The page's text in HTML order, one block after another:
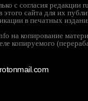
с согласия редакции
сайта для их
в печатных
на копирование
копируемого